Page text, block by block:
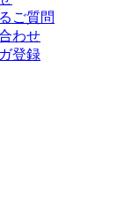
ご質問
わせ
登録